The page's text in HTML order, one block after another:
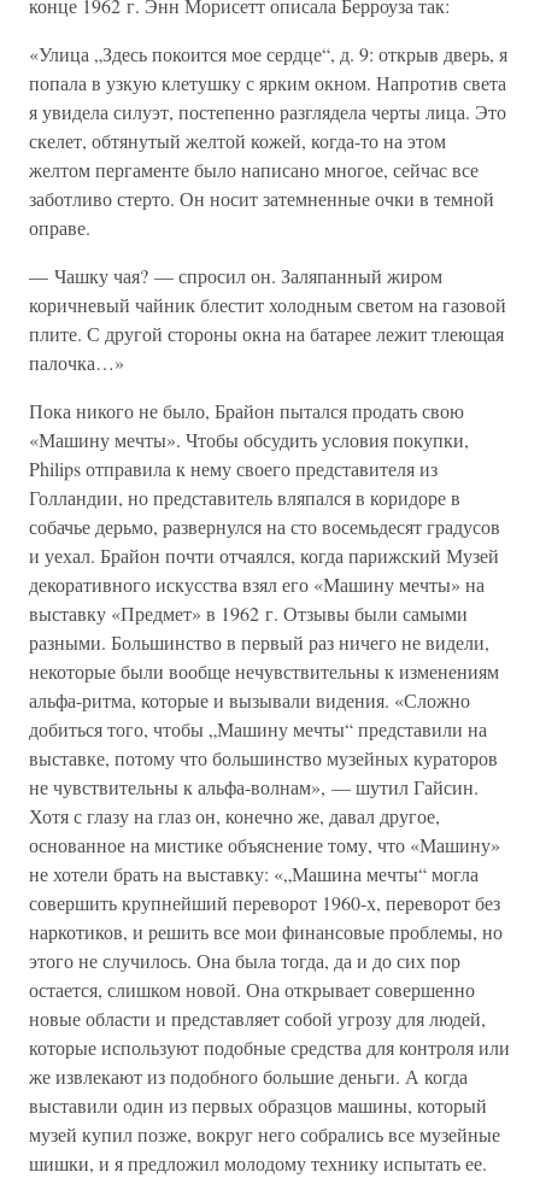
конце 1962 г. Энн Морисетт описала Берроуза так:
«Улица „Здесь покоится мое сердце“, д. 9: открыв дверь, я
попала в узкую клетушку с ярким окном. Напротив света
я увидела силуэт, постепенно разглядела черты лица. Это
скелет, обтянутый желтой кожей, когда-то на этом
желтом пергаменте было написано многое, сейчас все
заботливо стерто. Он носит затемненные очки в темной
оправе.
— Чашку чая? — спросил он. Заляпанный жиром
коричневый чайник блестит холодным светом на газовой
плите. С другой стороны окна на батарее лежит тлеющая
палочка…»
Пока никого не было, Брайон пытался продать свою
«Машину мечты». Чтобы обсудить условия покупки,
Philips отправила к нему своего представителя из
Голландии, но представитель вляпался в коридоре в
собачье дерьмо, развернулся на сто восемьдесят градусов
и уехал. Брайон почти отчаялся, когда парижский Музей
декоративного искусства взял его «Машину мечты» на
выставку «Предмет» в 1962 г. Отзывы были самыми
разными. Большинство в первый раз ничего не видели,
некоторые были вообще нечувствительны к изменениям
альфа-ритма, которые и вызывали видения. «Сложно
добиться того, чтобы „Машину мечты“ представили на
выставке, потому что большинство музейных кураторов
не чувствительны к альфа-волнам», — шутил Гайсин.
Хотя с глазу на глаз он, конечно же, давал другое,
основанное на мистике объяснение тому, что «Машину»
не хотели брать на выставку: «„Машина мечты“ могла
совершить крупнейший переворот 1960-х, переворот без
наркотиков, и решить все мои финансовые проблемы, но
этого не случилось. Она была тогда, да и до сих пор
остается, слишком новой. Она открывает совершенно
новые области и представляет собой угрозу для людей,
которые используют подобные средства для контроля или
же извлекают из подобного большие деньги. А когда
выставили один из первых образцов машины, который
музей купил позже, вокруг него собрались все музейные
шишки, и я предложил молодому технику испытать ее.